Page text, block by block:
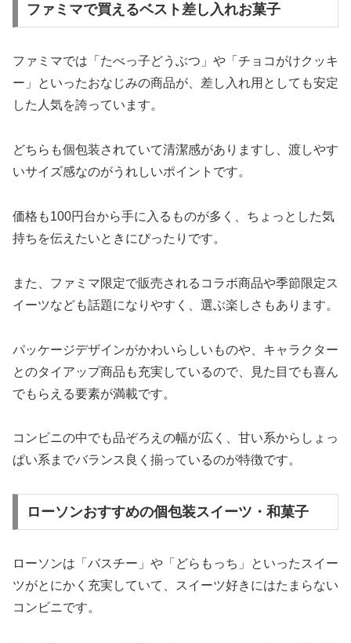
ファミマで買えるベスト差し入れお菓子
ファミマでは「たべっ子どうぶつ」や「チョコがけクッキ
ー」といったおなじみの商品が、差し入れ用としても安定
した人気を誇っています。
どちらも個包装されていて清潔感がありますし、渡しやす
いサイズ感なのがうれしいポイントです。
価格も100円台から手に入るものが多く、ちょっとした気
持ちを伝えたいときにぴったりです。
また、ファミマ限定で販売されるコラボ商品や季節限定ス
イーツなども話題になりやすく、選ぶ楽しさもあります。
パッケージデザインがかわいらしいものや、キャラクター
とのタイアップ商品も充実しているので、見た目でも喜ん
でもらえる要素が満載です。
コンビニの中でも品ぞろえの幅が広く、甘い系からしょっ
ぱい系までバランス良く揃っているのが特徴です。
ローソンおすすめの個包装スイーツ・和菓子
ローソンは「バスチー」や「どらもっち」といったスイー
ツがとにかく充実していて、スイーツ好きにはたまらない
コンビニです。